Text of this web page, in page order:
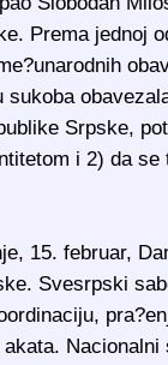
Prema jednoj
Srpske,
i 2) da
15. februar,
Svesrpski